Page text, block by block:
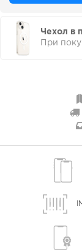
Чехол в
При